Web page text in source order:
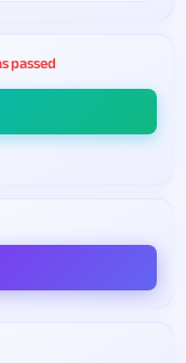
passed